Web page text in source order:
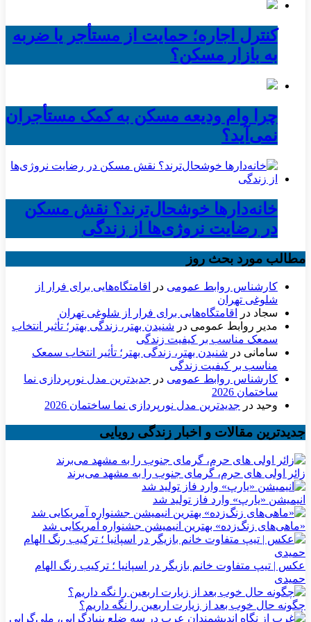
کنترل اجاره؛ حمایت از مستأجر یا ضربه
به بازار مسکن؟
چرا وام ودیعه مسکن به کمک مستأجران
نمی‌آید؟
خانه‌دارها خوشحال‌ترند؟ نقش مسکن
در رضایت نروژی‌ها از زندگی
مطالب مورد بحث روز
کارشناس روابط عمومی در
اقامتگاه‌هایی برای فرار از
شلوغی تهران
سجاد در
اقامتگاه‌هایی برای فرار از شلوغی تهران
مدیر روابط عمومی در شنیدن بهتر، زندگی بهتر؛ تأثیر انتخاب
سمعک مناسب بر کیفیت زندگی
سامانی در شنیدن بهتر، زندگی بهتر؛ تأثیر انتخاب سمعک
مناسب بر کیفیت زندگی
کارشناس روابط عمومی در جدیدترین مدل نورپردازی نما
ساختمان 2026
وحید در جدیدترین مدل نورپردازی نما ساختمان 2026
جدیدترین مقالات و اخبار زندگی رویایی
زائر اولی های حرم، گرمای جنوب را به مشهد می‌برند
انیمیشن «یارپ» وارد فاز تولید شد
«ماهی‌های زنگ‌زده» بهترین انیمیشن جشنواره آمریکایی شد
عکس | تیپ متفاوت خانم بازیگر در اسپانیا ؛ ترکیب رنگ الهام
حمیدی
چگونه حال خوب بعد از زیارت اربعین را نگه داریم؟